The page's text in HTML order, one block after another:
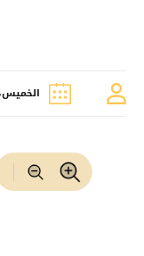
الخميس، 14-09-